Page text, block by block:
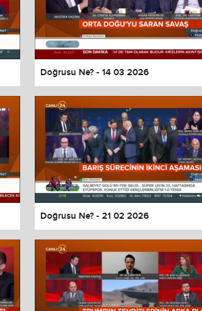
Doğrusu Ne? - 14 03 2026
Doğrusu Ne? - 21 02 2026